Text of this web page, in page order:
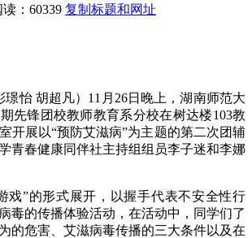
读：60339 复制标题和网址
璟怡 胡超凡）11月26日晚上，湖南师范大
先锋团校教师教育系分校在树达楼103教
开展以“预防艾滋病”为主题的第二次团辅
青春健康同伴社主持组组员李子迷和李娜
戏”的形式展开，以握手代表不安全性行
毒的传播体验活动，在活动中，同学们了
的危害、艾滋病毒传播的三大条件以及在